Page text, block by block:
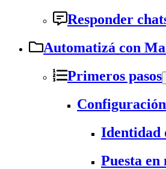
Responder
Automatizá con
Primeros pasos
Configuración
Identidad
Puesta en